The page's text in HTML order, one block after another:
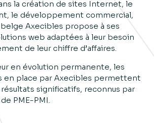
la création de sites Internet, le
le développement commercial,
Axecibles propose à ses
web adaptées à leur besoin
de leur chiffre d’affaires.
en évolution permanente, les
en place par Axecibles permettent
significatifs, reconnus par
PME-PMI.